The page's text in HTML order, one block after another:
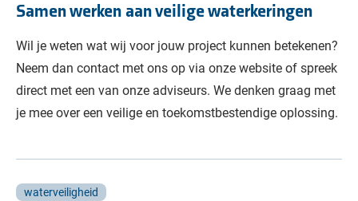
Samen werken aan veilige waterkeringen
Wil je weten wat wij voor jouw project kunnen betekenen?
Neem dan contact met ons op via onze website of spreek
direct met een van onze adviseurs. We denken graag met
je mee over een veilige en toekomstbestendige oplossing.
waterveiligheid